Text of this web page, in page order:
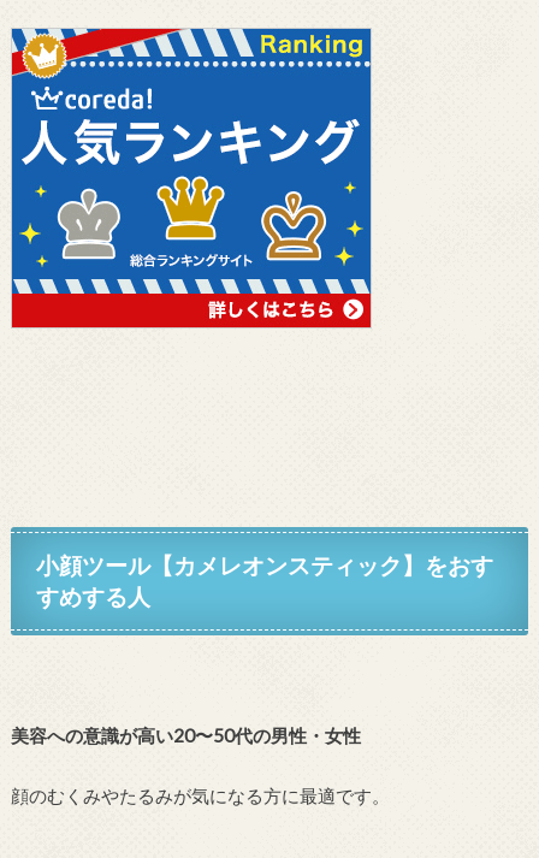
小顔ツール【カメレオンスティック】 をおす
すめする人
美容への意識が高い20〜50代の男性・女性
顔のむくみやたるみが気になる方に最適です。